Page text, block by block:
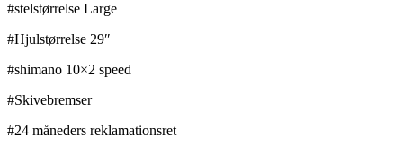
#stelstørrelse Large
#Hjulstørrelse 29″
#shimano 10×2 speed
#Skivebremser
#24 måneders reklamationsret